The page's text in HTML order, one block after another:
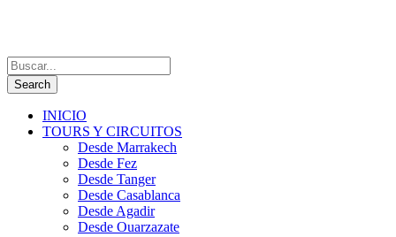
INICIO
TOURS Y CIRCUITOS
Desde Marrakech
Desde Fez
Desde Tanger
Desde Casablanca
Desde Agadir
Desde Ouarzazate